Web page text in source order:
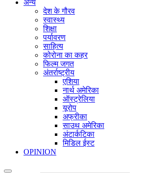
अन्य
देश के गौरव
स्वास्थ्य
शिक्षा
पर्यावरण
साहित्य
कोरोना का कहर
फिल्म जगत
अंतर्राष्ट्रीय
एशिया
नार्थ अमेरिका
ऑस्ट्रेलिया
यूरोप
अफ्रीका
साउथ अमेरिका
अंटार्कटिका
मिडिल ईस्ट
OPINION